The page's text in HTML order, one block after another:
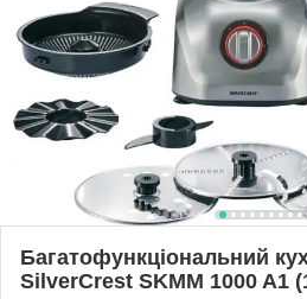
Багатофункціональний
SilverCrest SKMM 1000 A1